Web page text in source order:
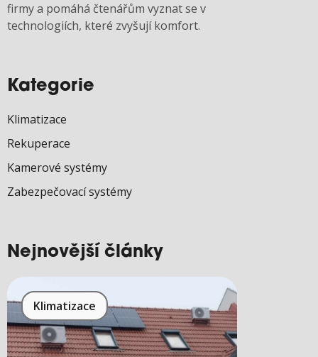
firmy a pomáhá čtenářům vyznat se v
technologiích, které zvyšují komfort.
Kategorie
Klimatizace
Rekuperace
Kamerové systémy
Zabezpečovací systémy
Nejnovější články
Klimatizace